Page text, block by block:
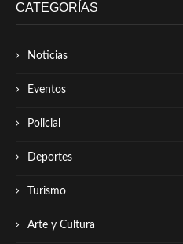
CATEGORÍAS
Noticias
Eventos
Policial
Deportes
Turismo
Arte y Cultura